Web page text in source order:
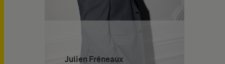
Julien Fréneaux